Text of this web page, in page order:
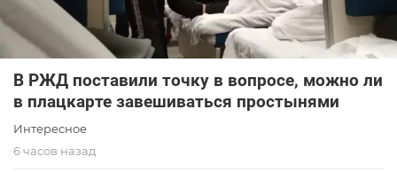
В РЖД поставили точку в вопросе, можно ли
в плацкарте завешиваться простынями
Интересное
6 часов назад